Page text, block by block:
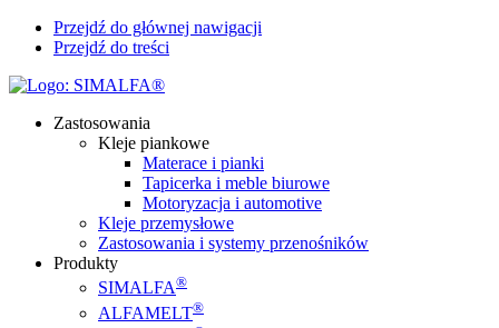
Przejdź do głównej nawigacji
Przejdź do treści
Zastosowania
Kleje piankowe
Materace i pianki
Tapicerka i meble biurowe
Motoryzacja i automotive
Kleje przemysłowe
Zastosowania i systemy przenośników
Produkty
SIMALFA®
ALFAMELT®